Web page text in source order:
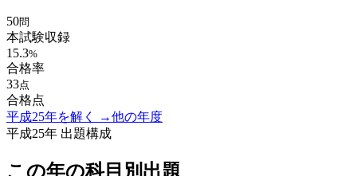
50問
本試験収録
15.3%
合格率
33点
合格点
平成25年を解く →他の年度
平成25年 出題構成
この年の科目別出題